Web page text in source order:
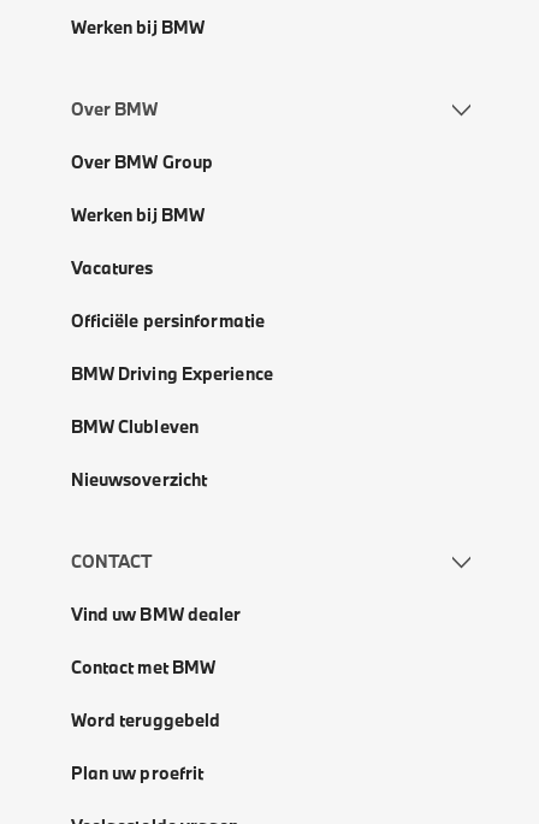
Werken bij BMW
Over BMW
Over BMW Group
Werken bij BMW
Vacatures
Officiële persinformatie
BMW Driving Experience
BMW Clubleven
Nieuwsoverzicht
CONTACT
Vind uw BMW dealer
Contact met BMW
Word teruggebeld
Plan uw proefrit